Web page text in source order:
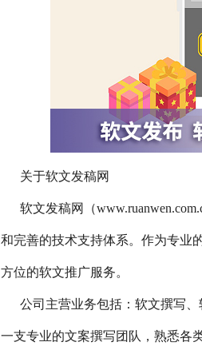
关于软文发稿网
软文发稿网（
和完善的技术支持体系。作为专业
方位的软文推广服务。
公司主营业务包括：软文撰写
一支专业的文案撰写团队，熟悉各